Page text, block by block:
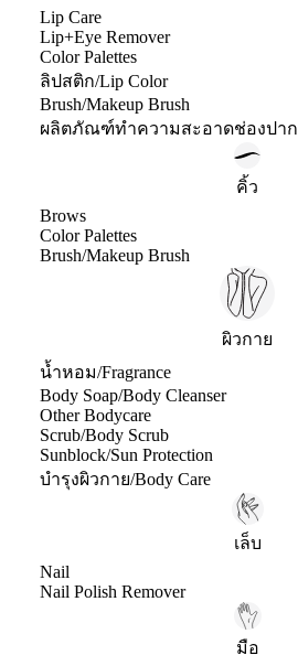
Lip Care
Lip+Eye Remover
Color Palettes
ลิปสติก/Lip Color
Brush/Makeup Brush
ผลิตภัณฑ์ทำความสะอาดช่องปาก
คิ้ว
Brows
Color Palettes
Brush/Makeup Brush
ผิวกาย
น้ำหอม/Fragrance
Body Soap/Body Cleanser
Other Bodycare
Scrub/Body Scrub
Sunblock/Sun Protection
บำรุงผิวกาย/Body Care
เล็บ
Nail
Nail Polish Remover
มือ